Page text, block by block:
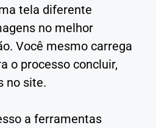
tela diferente
no melhor
Você mesmo carrega
o processo concluir,
no site.
a ferramentas